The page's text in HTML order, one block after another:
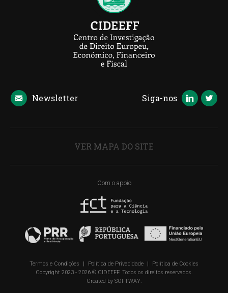
Newsletter Siga-nos
VER MAPA DO SITE
Com o apoio
Termos e Condições | Política de Privacidade |
Política de Cookies
Copyright 2023 - 2026 © CIDEEFF. Todos os direitos reservados.
Created by SOFTWAY.